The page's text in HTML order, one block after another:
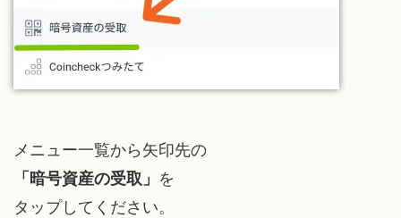
メニュー一覧から矢印先の
「暗号資産の受取」 を
タップしてください。